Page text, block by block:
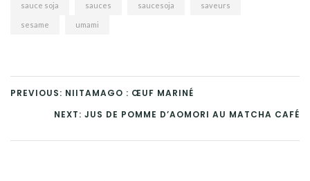
sauce soja sauces saucesoja saveurs
sesame umami
PREVIOUS: NIITAMAGO : ŒUF MARINÉ
NEXT: JUS DE POMME D’AOMORI AU MATCHA CAFÉ